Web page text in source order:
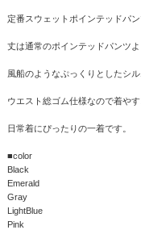
定番スウェットポインテッドパ
丈は通常のポインテッドパンツよ
風船のようなぷっくりとしたシ
ウエスト総ゴム仕様なので着や
日常着にぴったりの一着です。
■color
Black
Emerald
Gray
LightBlue
Pink